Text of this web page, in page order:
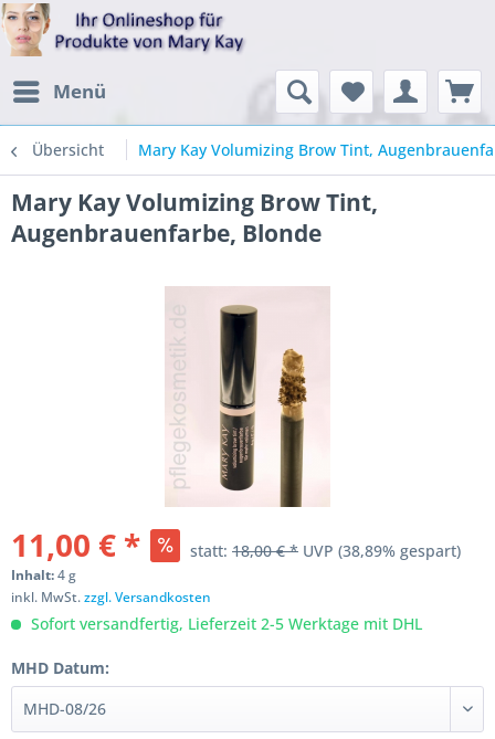
Menü
Übersicht Mary Kay Volumizing Brow Tint,
Mary Kay Volumizing Brow Tint,
Augenbrauenfarbe, Blonde
11,00 € * statt: 18,00 € * UVP (38,89% gespart)
Inhalt:4 g
inkl. MwSt.zzgl. Versandkosten
Sofort versandfertig, Lieferzeit 2-5 Werktage mit DHL
MHD Datum: